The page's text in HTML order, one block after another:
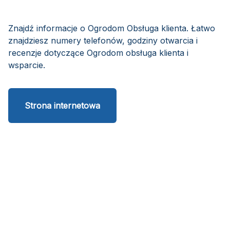
Znajdź informacje o Ogrodom Obsługa klienta. Łatwo
znajdziesz numery telefonów, godziny otwarcia i
recenzje dotyczące Ogrodom obsługa klienta i
wsparcie.
Strona internetowa